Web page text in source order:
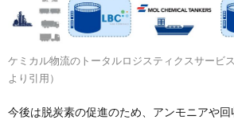
ケミカル物流のトータルロジスティクスサービ
より引用）
今後は脱炭素の促進のため、アンモニアや